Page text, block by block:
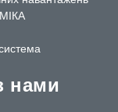
нами